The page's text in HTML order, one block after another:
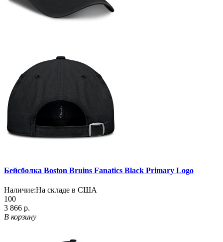
Бейсболка Boston Bruins Fanatics Black Primary Logo
Наличие:На складе в США
100
3 866 р.
В корзину